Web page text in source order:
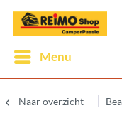
Menu
Naar overzicht